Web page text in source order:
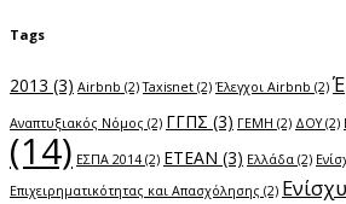
Tags
2013 (3) Airbnb (2) Taxisnet (2) Έλεγχοι Airbnb (2)
Αναπτυξιακός Νόμος (2) ΓΓΠΣ (3) ΓΕΜΗ (2) ΔΟΥ(2)
(14) ΕΣΠΑ 2014 (2) ΕΤΕΑΝ (3) Ελλάδα (2)
Επιχειρηματικότητας και Απασχόλησης (2)